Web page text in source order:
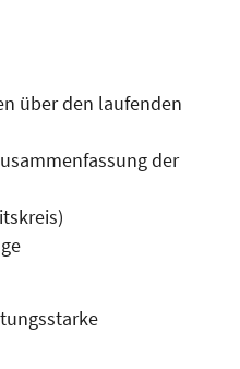
über den laufenden
der